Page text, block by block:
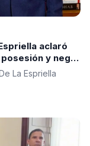
aclaró
y negó
La Espriella